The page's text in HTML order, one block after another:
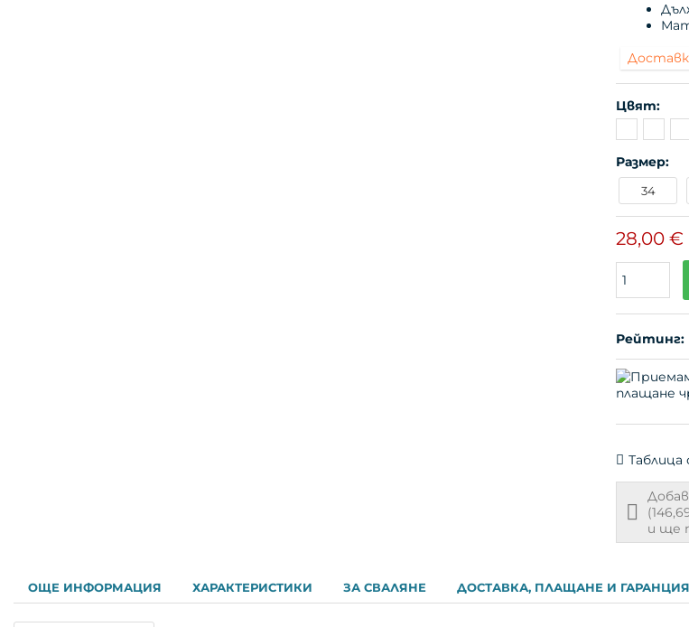
Цвят:
Размер:
34
28,00 €
Поръчайте
(бр.)
Рейтинг:
Таблица
Free
и ще
ОЩЕ ИНФОРМАЦИЯ ХАРАКТЕРИСТИКИ ЗА СВАЛЯНЕ ДОСТАВКА, ПЛАЩАНЕ И ГАРАНЦИЯ